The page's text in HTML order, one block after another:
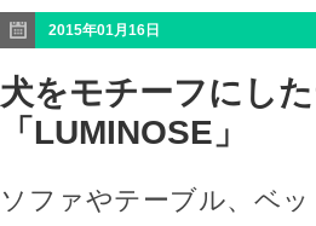
2015年01月16日
犬をモチーフにし
「LUMINOSE」
ソファやテーブル、ベ